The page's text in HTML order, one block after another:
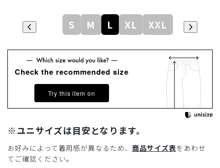
S M L XL XXL
Check the recommended size
Try this item on
※ユニサイズは目安となります。
お好みによって着用感が異なるため、 商品サイズ表をあわせ
てご確認ください。